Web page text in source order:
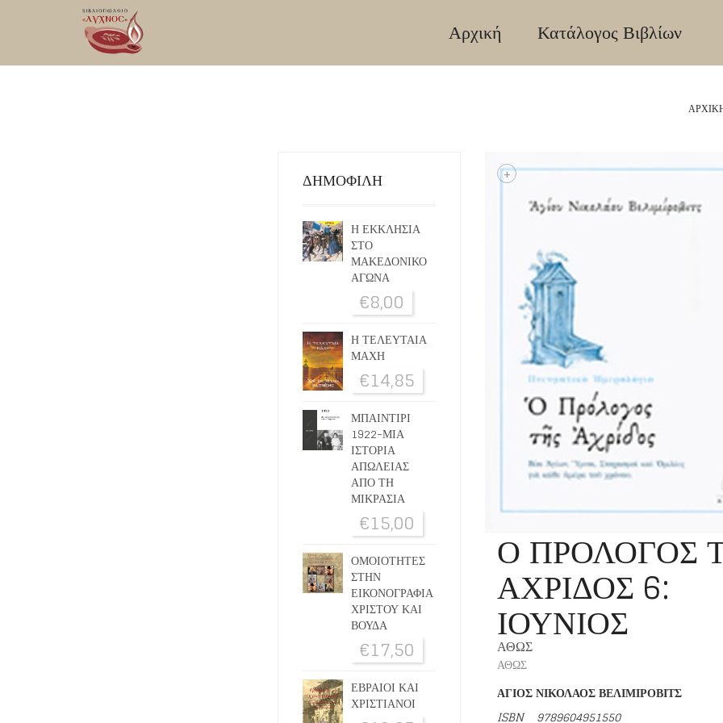
Αρχική Κατάλογος Βιβλίων
+
Ο ΠΡΟΛΟΓΟΣ
ΑΧΡΙΔΟΣ 6:
ΙΟΥΝΙΟΣ
ΑΘΩΣ
ΑΘΩΣ
ΑΓΙΟΣ ΝΙΚΟΛΑΟΣ ΒΕΛΙΜΙΡΟΒΙΤΣ
ISBN
9789604951550
ΔΗΜΟΦΙΛΗ
Η ΕΚΚΛΗΣΙΑ
ΣΤΟ
ΜΑΚΕΔΟΝΙΚΟ
ΑΓΩΝΑ
€8,00
Η ΤΕΛΕΥΤΑΙΑ
ΜΑΧΗ
€14,85
ΜΠΑΙΝΤΙΡΙ
1922-ΜΙΑ
ΙΣΤΟΡΙΑ
ΑΠΩΛΕΙΑΣ
ΑΠΟ ΤΗ
ΜΙΚΡΑΣΙΑ
€15,00
ΟΜΟΙΟΤΗΤΕΣ
ΣΤΗΝ
ΕΙΚΟΝΟΓΡΑΦΙΑ
ΧΡΙΣΤΟΥ ΚΑΙ
ΒΟΥΔΑ
€17,50
ΕΒΡΑΙΟΙ ΚΑΙ
ΧΡΙΣΤΙΑΝΟΙ